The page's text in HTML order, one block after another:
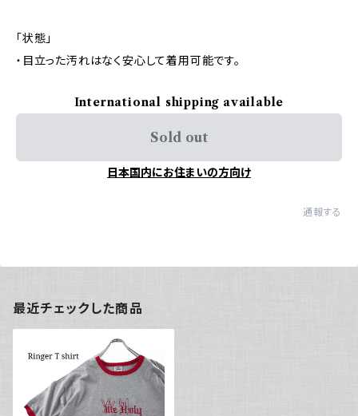
「状態」
・目立った汚れはなく安心して着用可能です。
International shipping available
Sold out
日本国内にお住まいの方向け
通報する
最近チェックした商品